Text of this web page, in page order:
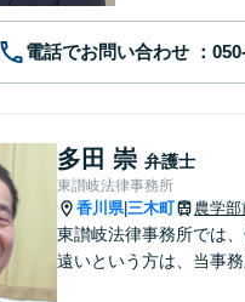
電話でお問い合わせ
多田 崇 弁護士
東讃岐法律事務所
香川県| 三木町 農学部
東讃岐法律事務所では
遠いという方は、当事